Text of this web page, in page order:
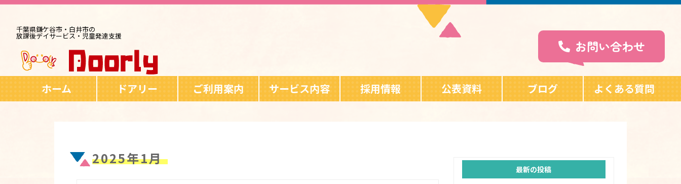
千葉県鎌ケ谷市・白井市の
放課後デイサービス・児童発達支援
お問い合わせ
ホーム ドアリー ご利用案内 サービス内容 採用情報 公表資料 ブログ よくある質問
2025年1月
最新の投稿